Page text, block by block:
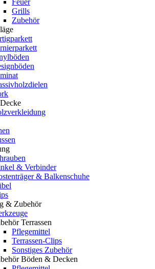
Grills
Zubehör
& Verbinder
& Balkenschuhe
& Zubehör
Terrassen
Pflegemittel
Terrassen-Clips
Sonstiges Zubehör
Böden & Decken